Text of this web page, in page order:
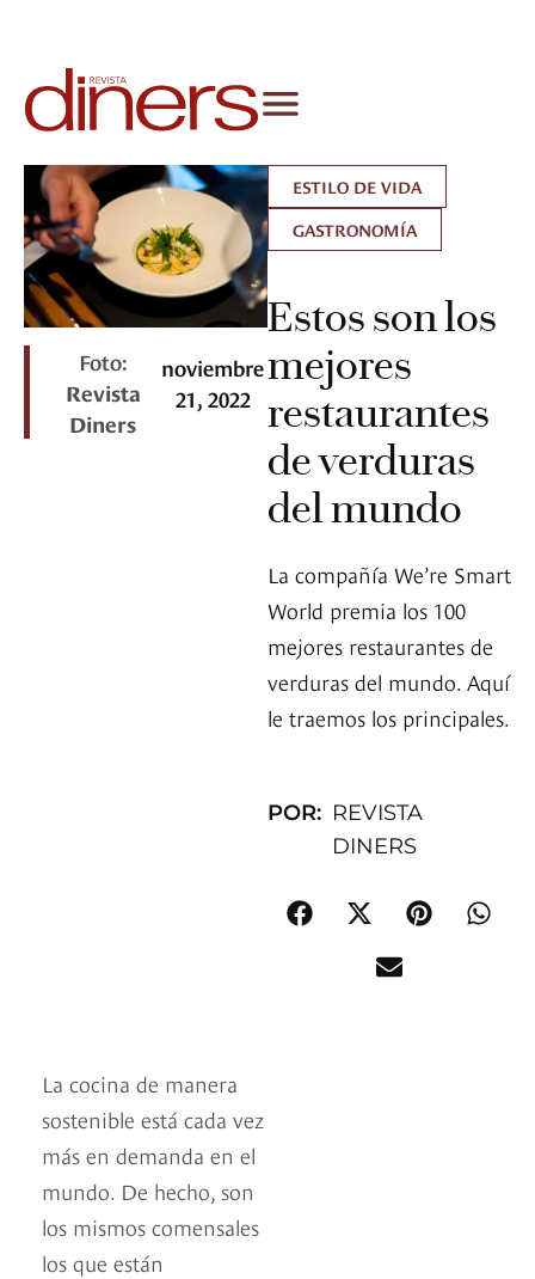
Foto:
Revista
Diners
noviembre
21, 2022
ESTILO DE VIDA
GASTRONOMÍA
Estos son los
mejores
restaurantes
de verduras
del mundo
La compañía We’re Smart
World premia los 100
mejores restaurantes de
verduras del mundo. Aquí
le traemos los principales.
POR: REVISTA
DINERS
La cocina de manera
sostenible está cada vez
más en demanda en el
mundo. De hecho, son
los mismos comensales
los que están